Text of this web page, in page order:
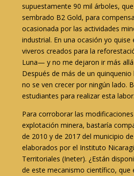
supuestamente 90 mil árboles,
sembrado B2 Gold, para
ocasionada por las actividades
industrial. En una ocasión yo
viveros creados para la
Luna— y no me dejaron ir más
Después de más de un
no se ven crecer por ningún lado.
estudiantes para realizar esta labor.
Para corroborar las
explotación minera, bastaría
de 2010 y de 2017 del municipio
elaborados por el Instituto
Territoriales (Ineter). ¿Están
de este mecanismo científico, que